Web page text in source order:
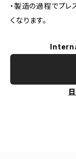
・製造の過程でプ
くなります。